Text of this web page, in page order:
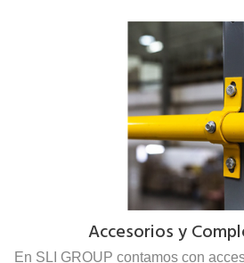
Accesorios y
En SLI GROUP contamos con